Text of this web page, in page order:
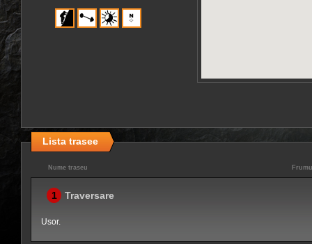
Lista trasee
Nume traseu
1 Traversare
Usor.